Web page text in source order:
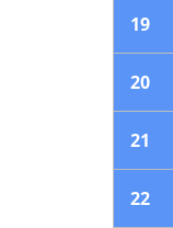
19
20
21
22